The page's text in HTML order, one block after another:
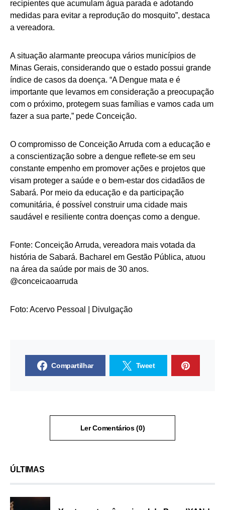
recipientes que acumulam água parada e adotando
medidas para evitar a reprodução do mosquito”, destaca
a vereadora.
A situação alarmante preocupa vários municípios de
Minas Gerais, considerando que o estado possui grande
índice de casos da doença. “A Dengue mata e é
importante que levamos em consideração a preocupação
com o próximo, protegem suas famílias e vamos cada um
fazer a sua parte,” pede Conceição.
O compromisso de Conceição Arruda com a educação e
a conscientização sobre a dengue reflete-se em seu
constante empenho em promover ações e projetos que
visam proteger a saúde e o bem-estar dos cidadãos de
Sabará. Por meio da educação e da participação
comunitária, é possível construir uma cidade mais
saudável e resiliente contra doenças como a dengue.
Fonte: Conceição Arruda, vereadora mais votada da
história de Sabará. Bacharel em Gestão Pública, atuou
na área da saúde por mais de 30 anos.
@conceicaoarruda
Foto: Acervo Pessoal | Divulgação
Compartilhar Tweet
Ler Comentários (0)
ÚLTIMAS